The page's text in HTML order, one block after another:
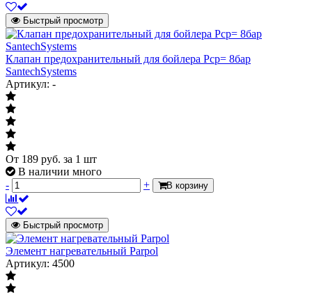
Быстрый просмотр
Клапан предохранительный для бойлера Рср= 8бар
SantechSystems
Артикул: -
От 189 руб. за 1 шт
В наличии много
-
+ В корзину
Быстрый просмотр
Элемент нагревательный Parpol
Артикул: 4500